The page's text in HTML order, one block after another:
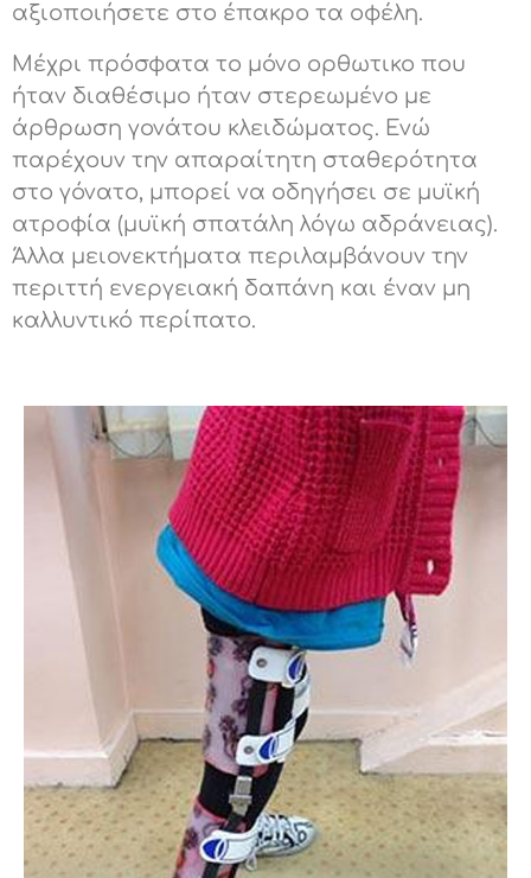
αξιοποιήσετε στο έπακρο τα οφέλη.
Μέχρι πρόσφατα το μόνο ορθωτικο που
ήταν διαθέσιμο ήταν στερεωμένο με
άρθρωση γονάτου κλειδώματος. Ενώ
παρέχουν την απαραίτητη σταθερότητα
στο γόνατο, μπορεί να οδηγήσει σε μυϊκή
ατροφία (μυϊκή σπατάλη λόγω αδράνειας).
Άλλα μειονεκτήματα περιλαμβάνουν την
περιττή ενεργειακή δαπάνη και έναν μη
καλλυντικό περίπατο.